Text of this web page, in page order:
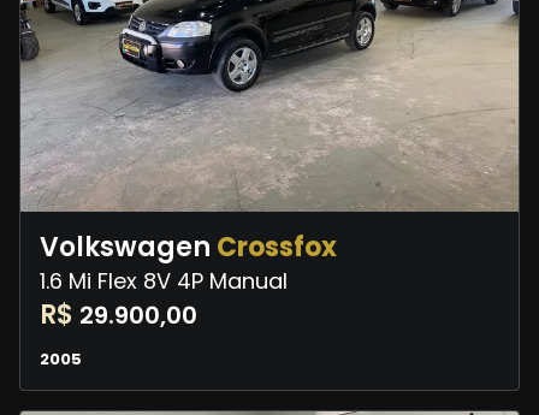
Volkswagen Crossfox
1.6 Mi Flex 8V 4P Manual
R$ 29.900,00
2005